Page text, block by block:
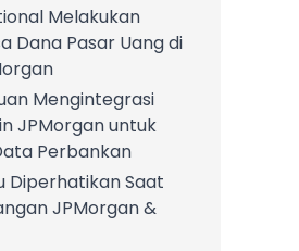
Melakukan
Dana Pasar Uang di
Mengintegrasi
JPMorgan untuk
Perbankan
Diperhatikan Saat
JPMorgan &